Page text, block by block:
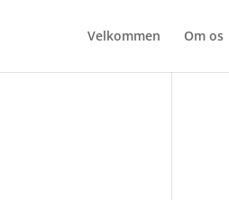
Velkommen Om os